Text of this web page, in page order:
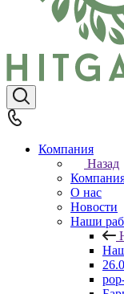
Компания
Назад
О нас
Новости
Наши